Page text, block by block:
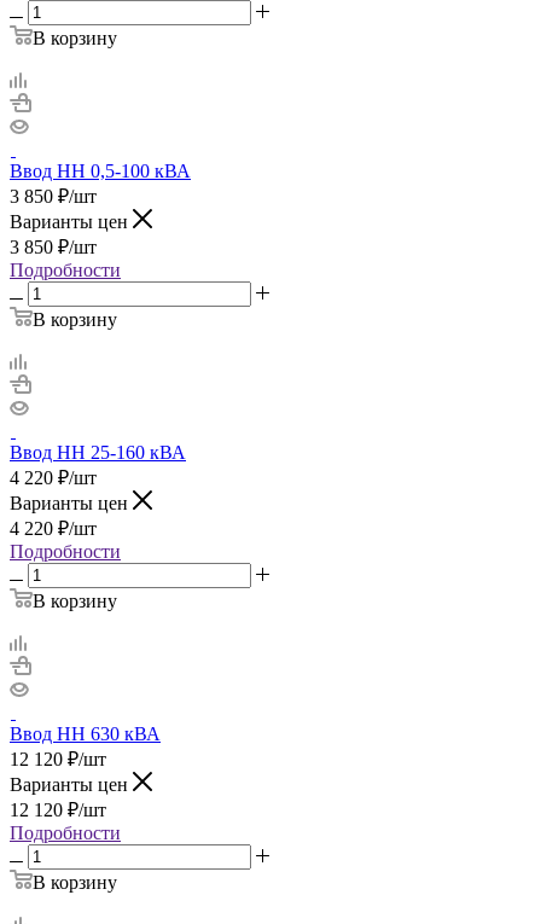
В корзину
Ввод НН 0,5-100 кВА
3 850 ₽/шт
Варианты цен
3 850 ₽/шт
Подробности
В корзину
Ввод НН 25-160 кВА
4 220 ₽/шт
Варианты цен
4 220 ₽/шт
Подробности
В корзину
Ввод НН 630 кВА
12 120 ₽/шт
Варианты цен
12 120 ₽/шт
Подробности
В корзину